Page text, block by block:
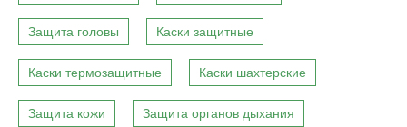
Защита головы Каски защитные
Каски термозащитные Каски шахтерские
Защита кожи Защита органов дыхания